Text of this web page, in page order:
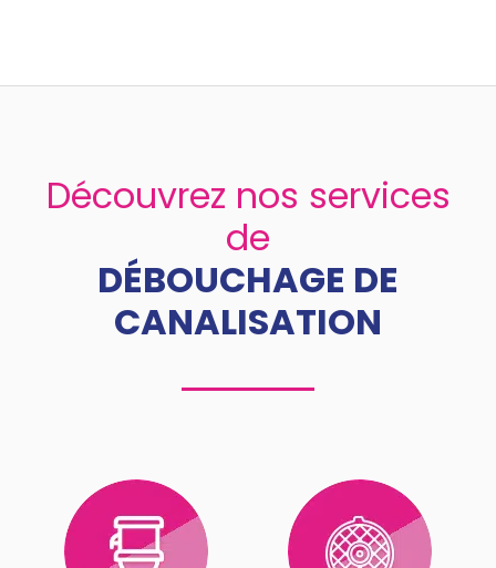
Découvrez nos services
de
DÉBOUCHAGE DE
CANALISATION